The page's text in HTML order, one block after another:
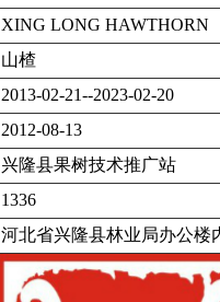
XING LONG HAWTHORN
山楂
2013-02-21--2023-02-20
2012-08-13
兴隆县果树技术推广站
1336
河北省兴隆县林业局办公楼